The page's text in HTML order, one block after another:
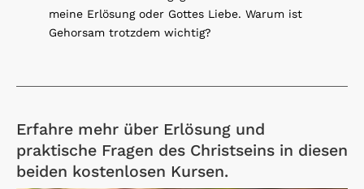
meine Erlösung oder Gottes Liebe. Warum ist
Gehorsam trotzdem wichtig?
Erfahre mehr über Erlösung und
praktische Fragen des Christseins in diesen
beiden kostenlosen Kursen.